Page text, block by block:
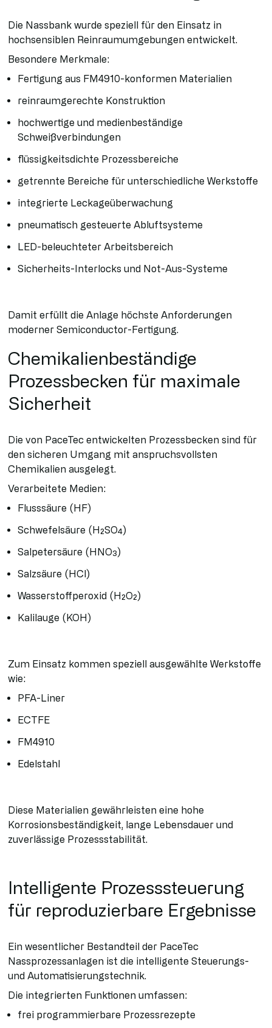
Die Nassbank wurde speziell für den Einsatz in
hochsensiblen Reinraumumgebungen entwickelt.
Besondere Merkmale:
Fertigung aus FM4910-konformen Materialien
reinraumgerechte Konstruktion
hochwertige und medienbeständige
Schweißverbindungen
flüssigkeitsdichte Prozessbereiche
getrennte Bereiche für unterschiedliche Werkstoffe
integrierte Leckageüberwachung
pneumatisch gesteuerte Abluftsysteme
LED-beleuchteter Arbeitsbereich
Sicherheits-Interlocks und Not-Aus-Systeme
Damit erfüllt die Anlage höchste Anforderungen
moderner Semiconductor-Fertigung.
Chemikalienbeständige
Prozessbecken für maximale
Sicherheit
Die von PaceTec entwickelten Prozessbecken sind für
den sicheren Umgang mit anspruchsvollsten
Chemikalien ausgelegt.
Verarbeitete Medien:
Flusssäure (HF)
Schwefelsäure (H₂SO₄)
Salpetersäure (HNO₃)
Salzsäure (HCl)
Wasserstoffperoxid (H₂O₂)
Kalilauge (KOH)
Zum Einsatz kommen speziell ausgewählte Werkstoffe
wie:
PFA-Liner
ECTFE
FM4910
Edelstahl
Diese Materialien gewährleisten eine hohe
Korrosionsbeständigkeit, lange Lebensdauer und
zuverlässige Prozessstabilität.
Intelligente Prozesssteuerung
für reproduzierbare Ergebnisse
Ein wesentlicher Bestandteil der PaceTec
Nassprozessanlagen ist die intelligente Steuerungs-
und Automatisierungstechnik.
Die integrierten Funktionen umfassen:
frei programmierbare Prozessrezepte